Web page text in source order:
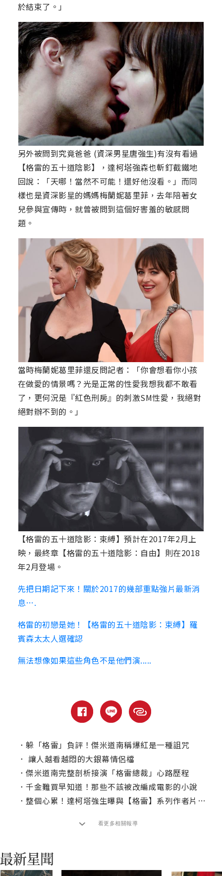
於結束了。」
另外被問到究竟爸爸 (資深男星唐強生)有沒有看過
【格雷的五十道陰影】，達柯塔強森也斬釘截鐵地
回說：「天哪！當然不可能！還好他沒看。」而同
樣也是資深影星的媽媽梅蘭妮葛里菲，去年陪著女
兒參與宣傳時，就曾被問到這個好害羞的敏感問
題。
當時梅蘭妮葛里菲還反問記者：「你會想看你小孩
在做愛的情景嗎？光是正常的性愛我想我都不敢看
了，更何況是『紅色刑房』的刺激SM性愛，我絕對
絕對辦不到的。」
【格雷的五十道陰影：束縛】預計在2017年2月上
映，最終章【格雷的五十道陰影：自由】則在2018
年2月登場。
先把日期記下來！關於2017的幾部重點強片最新消
息….
格雷的初戀是她！【格雷的五十道陰影：束縛】羅
賓森太太人選確認
無法想像如果這些角色不是他們演.....
． 躲「格雷」負評！傑米道南稱爆紅是一種詛咒
． 讓人越看越悶的大銀幕情侶檔
． 傑米道南完整剖析接演「格雷總裁」心路歷程
． 千金難買早知道！那些不該被改編成電影的小說
． 整個心累！達柯塔強生曝與【格雷】系列作者片場衝突
看更多相關報導